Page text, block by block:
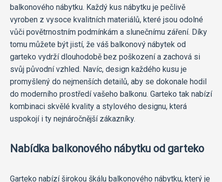
balkonového nábytku. Každý kus nábytku je pečlivě
vyroben z vysoce kvalitních materiálů, které jsou odolné
vůči povětrnostním podmínkám a slunečnímu záření. Díky
tomu můžete být jistí, že váš balkonový nábytek od
garteko vydrží dlouhodobě bez poškození a zachová si
svůj původní vzhled. Navíc, design každého kusu je
promyšlený do nejmenších detailů, aby se dokonale hodil
do moderního prostředí vašeho balkonu. Garteko tak nabízí
kombinaci skvělé kvality a stylového designu, která
uspokojí i ty nejnáročnější zákazníky.
Nabídka balkonového nábytku od garteko
Garteko nabízí širokou škálu balkonového nábytku, který je